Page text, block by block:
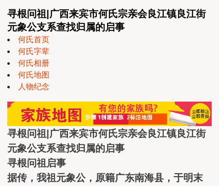
寻根问祖|广西来宾市何氏宗亲会良江镇良江街
元象公支系查找归属的启事
何氏首页
何氏字辈
何氏相册
何氏地图
人物纪念
寻根问祖|广西来宾市何氏宗亲会良江镇良江街
元象公支系查找归属的启事
寻根问祖启事
据传，我祖元象公，原籍广东南海县，于明末